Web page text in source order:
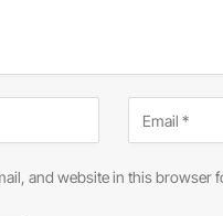
and website in this browser